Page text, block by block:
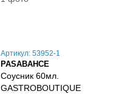
Артикул: 53952-1
PASABAHCE
Соусник 60мл.
GASTROBOUTIQUE